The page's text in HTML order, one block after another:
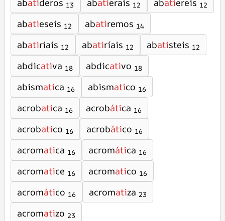
abatideros 13 abatierais 12 abatiereis 12
abatieseis 12 abatiremos 14
abatiriais 12 abatiríais 12 abatisteis 12
abdicativa 18 abdicativo 18
abismatica 16 abismatico 16
acrobatica 16 acrobática 16
acrobatico 16 acrobático 16
acromatica 16 acromática 16
acromatice 16 acromatico 16
acromático 16 acromatiza 23
acromatizo 23